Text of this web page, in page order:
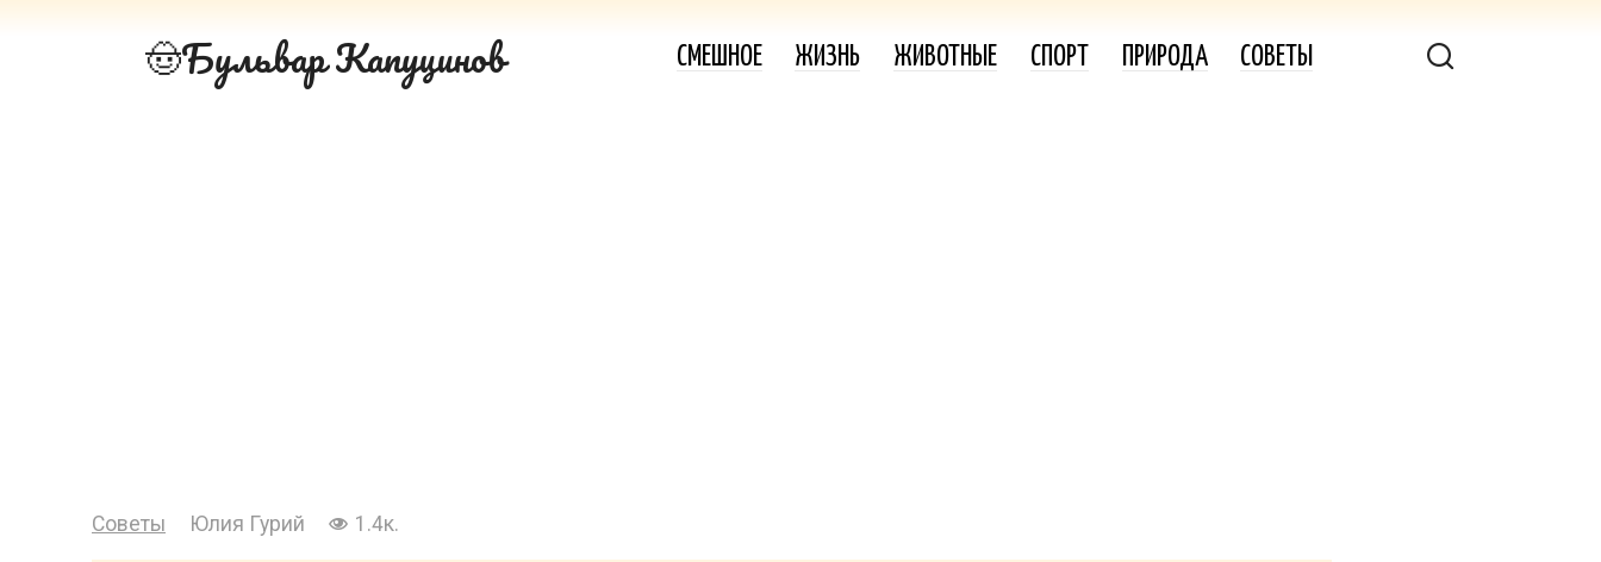
Бульвар Капуцинов СМЕШНОЕ ЖИЗНЬ ЖИВОТНЫЕ СПОРТ ПРИРОДА СОВЕТЫ
Советы Юлия Гурий 1.4к.